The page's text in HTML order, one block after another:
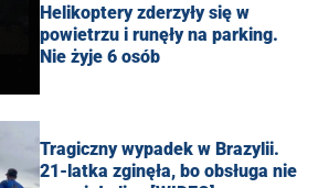
Helikoptery zderzyły się w
powietrzu i runęły na parking.
Nie żyje 6 osób
Tragiczny wypadek w Brazylii.
21-latka zginęła, bo obsługa nie